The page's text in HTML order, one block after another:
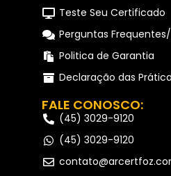
Teste Seu Certificado
Perguntas Frequentes/
Politica de Garantia
Declaração das
FALE CONOSCO:
(45) 3029-9120
(45) 3029-9120